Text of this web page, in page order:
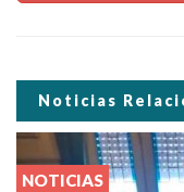
Noticias
NOTICIAS